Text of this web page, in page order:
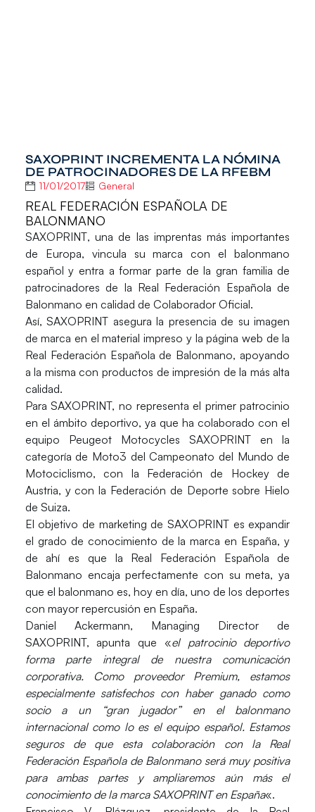
SAXOPRINT INCREMENTA LA NÓMINA
DE PATROCINADORES DE LA RFEBM
11/01/2017 General
REAL FEDERACIÓN ESPAÑOLA DE
BALONMANO
SAXOPRINT, una de las imprentas más importantes
de Europa, vincula su marca con el balonmano
español y entra a formar parte de la gran familia de
patrocinadores de la Real Federación Española de
Balonmano en calidad de Colaborador Oficial.
Así, SAXOPRINT asegura la presencia de su imagen
de marca en el material impreso y la página web de la
Real Federación Española de Balonmano, apoyando
a la misma con productos de impresión de la más alta
calidad.
Para SAXOPRINT, no representa el primer patrocinio
en el ámbito deportivo, ya que ha colaborado con el
equipo Peugeot Motocycles SAXOPRINT en la
categoría de Moto3 del Campeonato del Mundo de
Motociclismo, con la Federación de Hockey de
Austria, y con la Federación de Deporte sobre Hielo
de Suiza.
El objetivo de marketing de SAXOPRINT es expandir
el grado de conocimiento de la marca en España, y
de ahí es que la Real Federación Española de
Balonmano encaja perfectamente con su meta, ya
que el balonmano es, hoy en día, uno de los deportes
con mayor repercusión en España.
Daniel Ackermann, Managing Director de
SAXOPRINT, apunta que «el patrocinio deportivo
forma parte integral de nuestra comunicación
corporativa. Como proveedor Premium, estamos
especialmente satisfechos con haber ganado como
socio a un “gran jugador” en el balonmano
internacional como lo es el equipo español. Estamos
seguros de que esta colaboración con la Real
Federación Española de Balonmano será muy positiva
para ambas partes y ampliaremos aún más el
conocimiento de la marca SAXOPRINT en España«.